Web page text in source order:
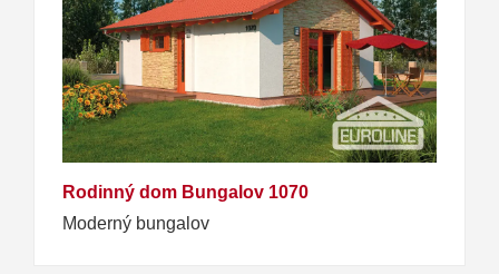
Rodinný dom Bungalov 1070
Moderný bungalov